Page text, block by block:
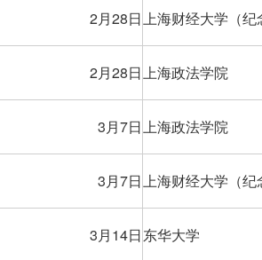
2月28日上海财经大学（纪
2月28日上海政法学院
3月7日上海政法学院
3月7日上海财经大学（纪
3月14日东华大学